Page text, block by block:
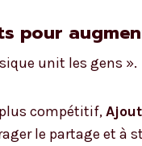
pour
unit les gens ».
compétitif,
le partage et à